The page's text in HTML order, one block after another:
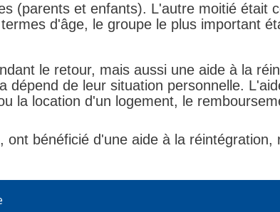
(parents et enfants). L'autre moitié était
d'âge, le groupe le plus important
le retour, mais aussi une aide à la
de leur situation personnelle.
la location d'un logement, le
bénéficié d'une aide à la réintégration,